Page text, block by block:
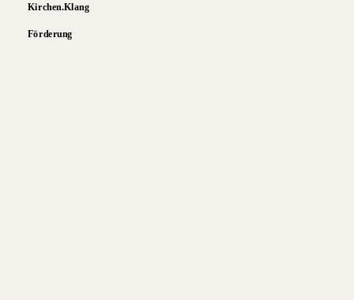
Kirchen.Klang
Förderung